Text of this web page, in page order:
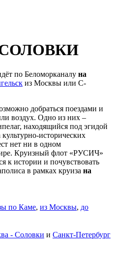
по Беломорканалу на
из Москвы или С-
добраться поездами и
воздух. Одно из них –
находящийся под эгидой
исторических
нет ни в одном
Круизный флот «РУСИЧ»
к истории и почувствовать
в рамках круиза на
по Каме, из Москвы, до
- Соловки и Санкт-Петербург